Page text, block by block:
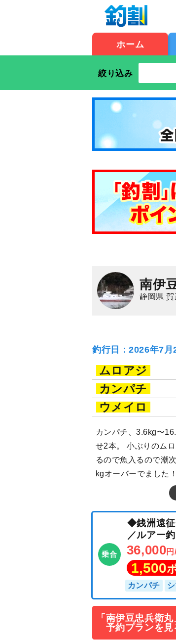
ホーム
絞り込み
南伊
静岡県
釣行日：2026年7月
ムロアジ
カンパチ
ウメイロ
カンパチ、3.6kg〜
せ2本。 小ぶりのム
るので魚入るので潮
kgオーバーでました
乗合
◆銭洲
／ルア
「南伊豆忠兵衛
予約プランを見